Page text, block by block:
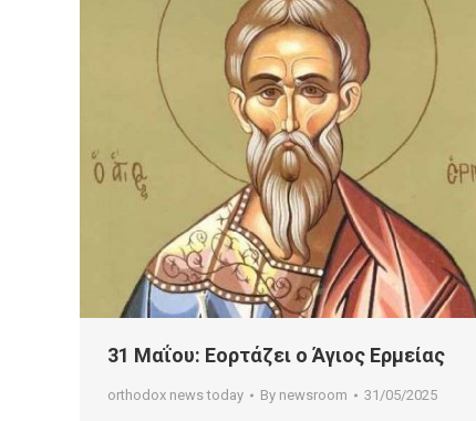
31 Μαΐου: Εορτάζει ο Άγιος Ερμείας
orthodox news today By newsroom 31/05/2025